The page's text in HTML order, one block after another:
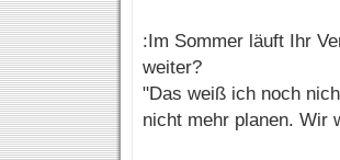
:Im Sommer läuft Ihr
weiter?
"Das weiß ich noch
nicht mehr planen. Wir